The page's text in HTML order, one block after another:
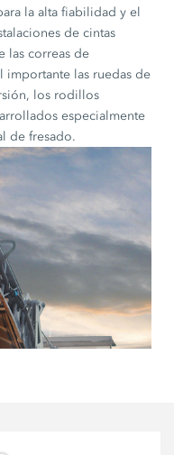
la alta fiabilidad y el
de cintas
las correas de
importante las ruedas de
los rodillos
especialmente
de fresado.